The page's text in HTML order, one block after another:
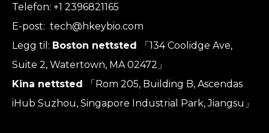
Telefon: +1 2396821165
E-post: tech@hkeybio.com
Legg til: Boston nettsted
「134 Coolidge Ave,
Suite 2, Watertown, MA 02472」
Kina nettsted
「Rom 205, Building B, Ascendas
iHub Suzhou, Singapore Industrial Park, Jiangsu」